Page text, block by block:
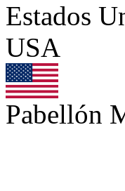
Estados
USA
Pabellón